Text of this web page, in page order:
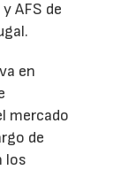
AFS de
en
mercado
de
los